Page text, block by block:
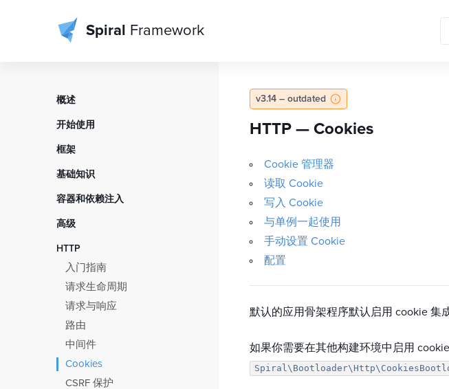
Spiral Framework
概述
目录
应用生命周期
贡献
开始使用
安装
配置
第一个 HTTP 控制器
第一个后台任务
部署
框架
内核与环境
调度器
拦截器
终结器
基础知识
数据库和 ORM
缓存
日志记录
错误处理
调试
脚手架
原型设计
容器和依赖注入
概述
高级
静态内存
特性
应用指标
应用遥测
任务调度
原子锁
邮件发送器
通知
HTTP
入门指南
请求生命周期
请求与响应
路由
中间件
Cookies
CSRF 保护
v3.14 – outdated
HTTP — Cookies
Cookie 管理器
读取 Cookie
写入 Cookie
与单例一起使用
手动设置 Cookie
配置
默认的应用骨架程序默认启用 cookie 集
如果你需要在其他构建环境中启用